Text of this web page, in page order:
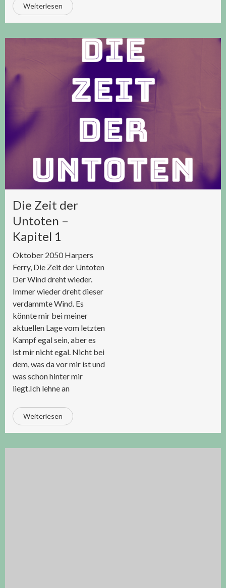
Weiterlesen
Die Zeit der
Untoten –
Kapitel 1
Oktober 2050 Harpers
Ferry, Die Zeit der Untoten
Der Wind dreht wieder.
Immer wieder dreht dieser
verdammte Wind. Es
könnte mir bei meiner
aktuellen Lage vom letzten
Kampf egal sein, aber es
ist mir nicht egal. Nicht bei
dem, was da vor mir ist und
was schon hinter mir
liegt.Ich lehne an
Weiterlesen